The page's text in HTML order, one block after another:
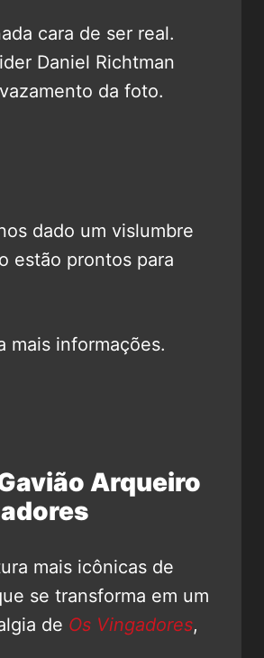
cara de ser real.
Daniel Richtman
da foto.
dado um vislumbre
estão prontos para
mais informações.
Arqueiro
mais icônicas de
se transforma em um
de Os Vingadores,